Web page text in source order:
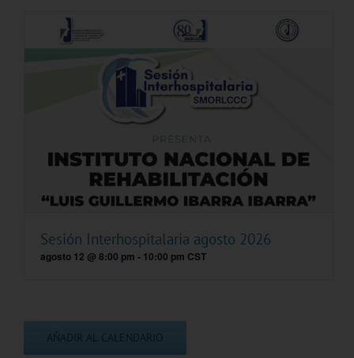
Sesión Interhospitalaria agosto 2026
agosto 12 @ 8:00 pm - 10:00 pm CST